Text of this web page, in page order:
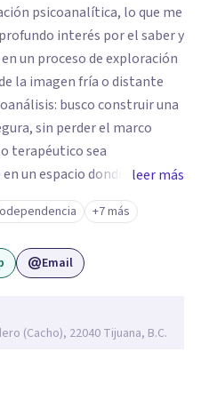
psicoanalítica, lo que me
interés por el saber y
un proceso de exploración
la imagen fría o distante
busco construir una
sin perder el marco
terapéutico sea
un espacio donde uno
escuchado, es posible
vinculamos afuera, qué se
transformarse. En mi
risas, tristezas, enojos y
con algo de esto,
juntos a trabajar en
leer más
+7 más
Email
(Cacho), 22040 Tijuana, B.C.